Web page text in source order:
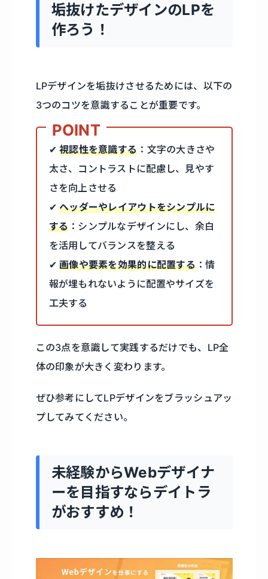
垢抜けたデザインのLPを
作ろう！
LPデザインを垢抜けさせるためには、以下の
3つのコツを意識することが重要です。
✔視認性を意識する ：文字の大きさや
太さ、コントラストに配慮し、見やす
さを向上させる
✔ヘッダーやレイアウトをシンプルに
する ：シンプルなデザインにし、余白
を活用してバランスを整える
✔画像や要素を効果的に配置する ：情
報が埋もれないように配置やサイズを
工夫する
この3点を意識して実践するだけでも、LP全
体の印象が大きく変わります。
ぜひ参考にしてLPデザインをブラッシュアッ
プしてみてください。
未経験からWebデザイナ
ーを目指すならデイトラ
がおすすめ！